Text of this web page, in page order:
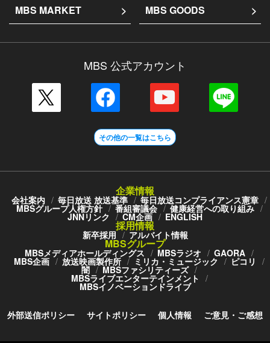
MBS MARKET MBS GOODS
MBS 公式アカウント
その他の一覧はこちら
企業情報
会社案内 毎日放送 放送基準 毎日放送コンプライアンス憲章
MBSグループ人権方針 番組審議会 健康経営への取り組み
JNNリンク CM企画 ENGLISH
採用情報
新卒採用 アルバイト情報
MBSグループ
MBSメディアホールディングス MBSラジオ GAORA
MBS企画 放送映画製作所 ミリカ・ミュージック ピコリ
闇 MBSファシリティーズ
MBSライブエンターテインメント
MBSイノベーションドライブ
外部送信ポリシー サイトポリシー 個人情報 ご意見・ご感想